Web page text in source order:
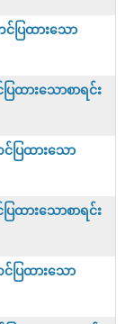
ပြထားသော
ထားသောစာရင်း
ပြထားသော
ထားသောစာရင်း
ပြထားသော